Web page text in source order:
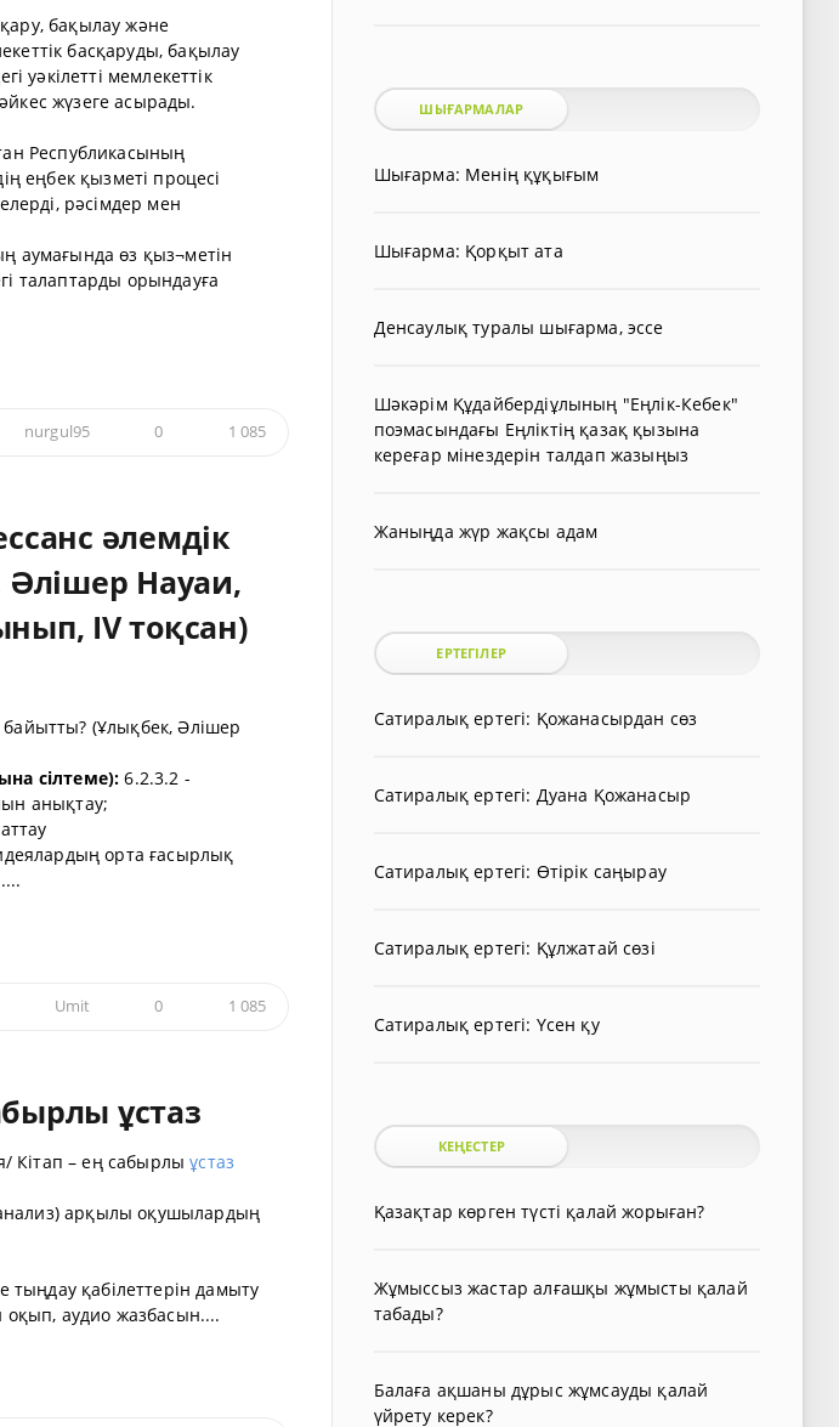
бақылау және
басқаруды, бақылау
уәкілетті мемлекеттік
жүзеге асырады.
Республикасының
еңбек қызметі процесі
рәсімдер мен
аумағында өз қыз¬метін
талаптарды орындауға
nurgul95 0 1 085
әлемдік
Әлішер Науаи,
ІV тоқсан)
(Ұлықбек, Әлішер
сілтеме):6.2.3.2 -
анықтау;
орта ғасырлық
Umit 0 1 085
ұстаз
Кітап – ең сабырлыұстаз
арқылы оқушылардың
қабілеттерін дамыту
оқып, аудио жазбасын....
ШЫҒАРМАЛАР
Шығарма: Менің құқығым
Шығарма: Қорқыт ата
Денсаулық туралы шығарма, эссе
Шәкәрім Құдайбердіұлының "Еңлік-Кебек"
поэмасындағы Еңліктің қазақ қызына
кереғар мінездерін талдап жазыңыз
Жаныңда жүр жақсы адам
ЕРТЕГІЛЕР
Сатиралық ертегі: Қожанасырдан сөз
Сатиралық ертегі: Дуана Қожанасыр
Сатиралық ертегі: Өтірік саңырау
Сатиралық ертегі: Құлжатай сөзі
Сатиралық ертегі: Үсен қу
КЕҢЕСТЕР
Қазақтар көрген түсті қалай жорыған?
Жұмыссыз жастар алғашқы жұмысты қалай
табады?
Балаға ақшаны дұрыс жұмсауды қалай
үйрету керек?